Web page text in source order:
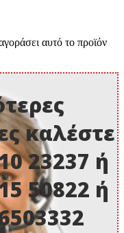
αυτό το προϊόν
καλέστε
23237 ή
50822 ή